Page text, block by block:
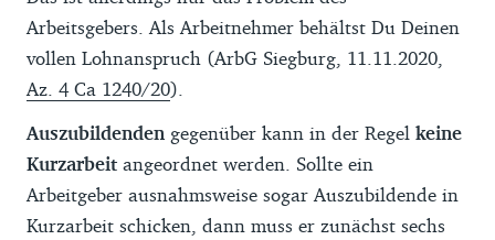
Arbeitsgebers. Als Arbeitnehmer behältst Du Deinen
vollen Lohnanspruch (ArbG Siegburg, 11.11.2020,
Az. 4 Ca 1240/20).
Auszubildenden gegenüber kann in der Regel keine
Kurzarbeit angeordnet werden. Sollte ein
Arbeitgeber ausnahmsweise sogar Auszubildende in
Kurzarbeit schicken, dann muss er zunächst sechs